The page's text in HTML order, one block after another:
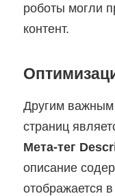
роботы могли
контент.
Другим важным
страниц
Мета-тег
описание
отображается